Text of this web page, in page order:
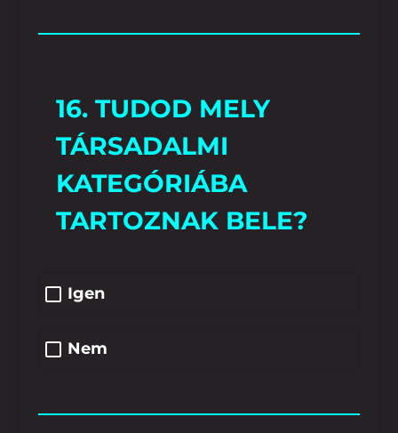
16. TUDOD MELY
TÁRSADALMI
KATEGÓRIÁBA
TARTOZNAK BELE?
Igen
Nem